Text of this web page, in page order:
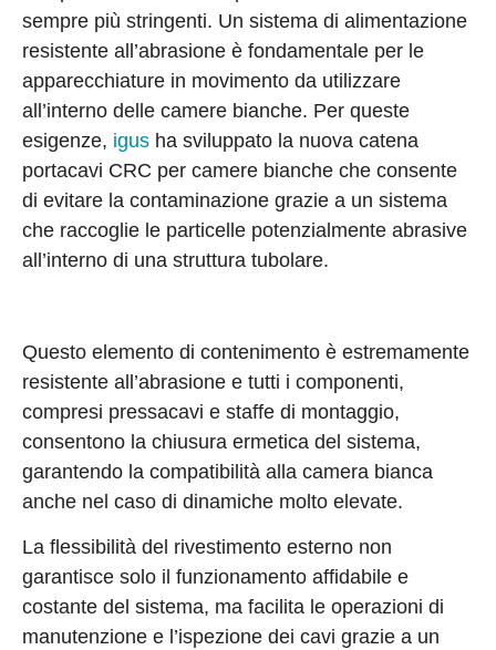
sempre più stringenti. Un sistema di alimentazione
resistente all’abrasione è fondamentale per le
apparecchiature in movimento da utilizzare
all’interno delle camere bianche. Per queste
esigenze, igus ha sviluppato la nuova catena
portacavi CRC per camere bianche che consente
di evitare la contaminazione grazie a un sistema
che raccoglie le particelle potenzialmente abrasive
all’interno di una struttura tubolare.
Questo elemento di contenimento è estremamente
resistente all’abrasione e tutti i componenti,
compresi pressacavi e staffe di montaggio,
consentono la chiusura ermetica del sistema,
garantendo la compatibilità alla camera bianca
anche nel caso di dinamiche molto elevate.
La flessibilità del rivestimento esterno non
garantisce solo il funzionamento affidabile e
costante del sistema, ma facilita le operazioni di
manutenzione e l’ispezione dei cavi grazie a un